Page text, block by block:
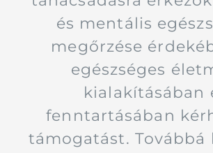
és mentális
megőrzése
egészséges
kialakításában
fenntartásában
támogatást. Továbbá